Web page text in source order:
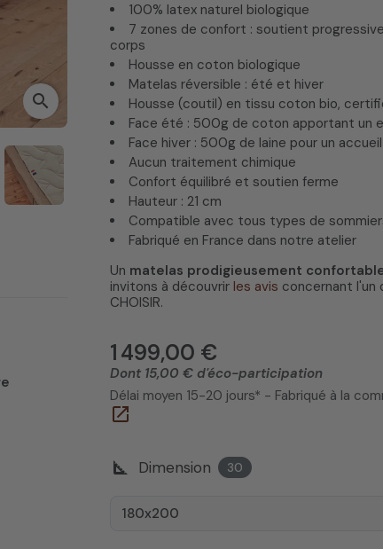
search
100% latex naturel biologique
7 zones de confort : soutient
corps
Housse en coton biologique
Matelas réversible : été et hiver
Housse (coutil) en tissu coton bio,
Face été : 500g de coton apportant un
Face hiver : 500g de laine pour un
Aucun traitement chimique
Confort équilibré et soutien ferme
Hauteur : 21 cm
Compatible avec tous types de
Fabriqué en France dans notre atelier
Un matelas prodigieusement
invitons à découvrir les avis concernant l'un
CHOISIR.
1 499,00 €
Dont 15,00 € d'éco-participation
Délai moyen 15-20 jours* - Fabriqué à la
open_in_new
square_foot Dimension 30
180x200